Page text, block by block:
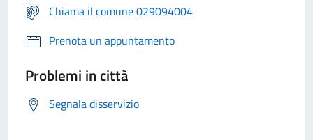
Chiama il comune 029094004
Prenota un appuntamento
Problemi in città
Segnala disservizio